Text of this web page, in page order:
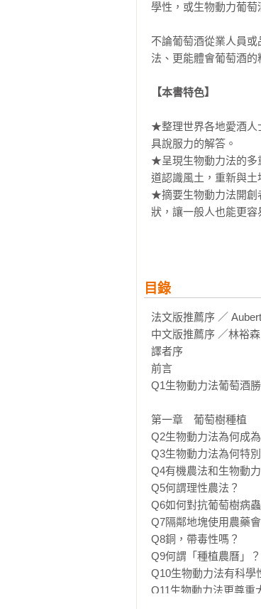
學性，或生物動力葡萄
不論葡萄酒從業人員
法、更能體會葡萄酒的
【本書特色】
★整理世界各地愛酒人
具說服力的解答。
★呈現生物動力法的多
道認識風土，重新與土
★摘要生物動力法開創
狀，讓一般人也能更容
林裕森｜葡萄酒專欄作
產業促進協會常務理
Chevalier du Tastevin
辦人
在越來越講究風土至上
時，也讓我們看見現代
——葡萄酒專欄作家　
生物動力農法旨在順應
——釀酒師、農學博士
揭開生物動力法的神
的一切，且讓這本書
——社團法人台灣侍酒
生物動力法到底是遵古
——布根地認證講師．
目錄
法文版推薦序 ／
中文版推薦序 ／林裕森
譯者序
前言
Q1生物動力法葡萄酒
第一章　葡萄樹種植
Q2生物動力法為何成
Q3生物動力法為何特
Q4有機農法和生物動
Q5何謂理性農法？
Q6如何對抗葡萄樹病蟲
Q7隔鄰地塊使用農藥
Q8銅，帶毒性嗎？
Q9何謂「種植農曆」
Q10生物動力法有科學
Q11生物動力法更尊重